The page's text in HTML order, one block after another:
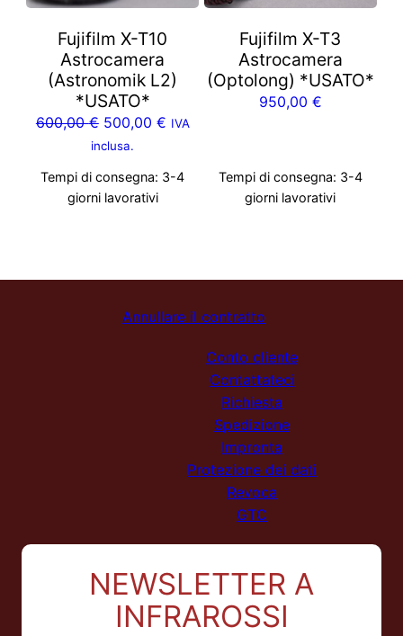
Fujifilm X-T10
Astrocamera
(Astronomik L2)
*USATO*
600,00€ Il
prezzo
era:
500,00 €IlIVA
inclusa.
Tempi di consegna: 3-4
giorni lavorativi
Fujifilm X-T3
Astrocamera
(Optolong) *USATO*
950,00 €
Tempi di consegna: 3-4
giorni lavorativi
Annullare il contratto
Conto cliente
Contattateci
Richiesta
Spedizione
Impronta
Protezione dei dati
Revoca
GTC
NEWSLETTER A
INFRAROSSI